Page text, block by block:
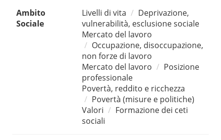
Ambito
Sociale
Livelli di vita
Deprivazione,
vulnerabilità, esclusione sociale
Mercato del lavoro
Occupazione, disoccupazione,
non forze di lavoro
Mercato del lavoro
Posizione
professionale
Povertà, reddito e ricchezza
Povertà (misure e politiche)
Valori
Formazione dei ceti
sociali